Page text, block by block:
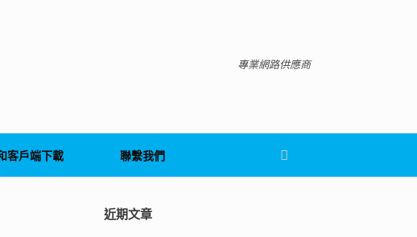
專業網路供應商
客戶端下載 聯繫我們
近期文章